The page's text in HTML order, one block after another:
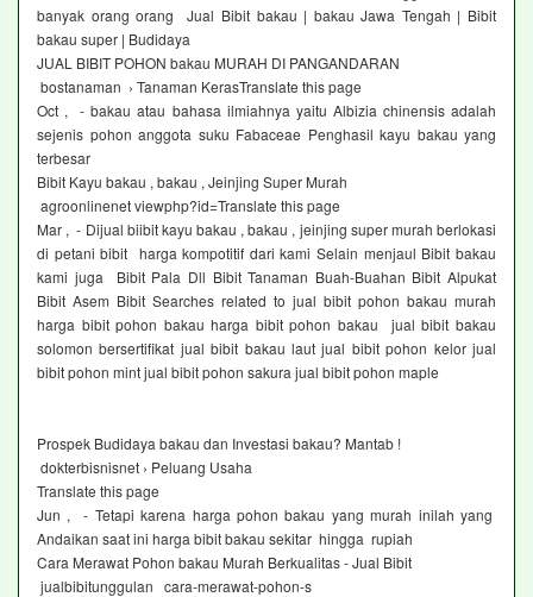
banyak orang orang Jual Bibit bakau | bakau Jawa Tengah | Bibit
bakau super | Budidaya
JUAL BIBIT POHON bakau MURAH DI PANGANDARAN
bostanaman › Tanaman KerasTranslate this page
Oct , - bakau atau bahasa ilmiahnya yaitu Albizia chinensis adalah
sejenis pohon anggota suku Fabaceae Penghasil kayu bakau yang
terbesar
Bibit Kayu bakau , bakau , Jeinjing Super Murah
agroonlinenet viewphp?id=Translate this page
Mar , - Dijual biibit kayu bakau , bakau , jeinjing super murah berlokasi
di petani bibit harga kompotitif dari kami Selain menjaul Bibit bakau
kami juga Bibit Pala Dll Bibit Tanaman Buah-Buahan Bibit Alpukat
Bibit Asem Bibit Searches related to jual bibit pohon bakau murah
harga bibit pohon bakau harga bibit pohon bakau jual bibit bakau
solomon bersertifikat jual bibit bakau laut jual bibit pohon kelor jual
bibit pohon mint jual bibit pohon sakura jual bibit pohon maple
Prospek Budidaya bakau dan Investasi bakau? Mantab !
dokterbisnisnet › Peluang Usaha
Translate this page
Jun , - Tetapi karena harga pohon bakau yang murah inilah yang
Andaikan saat ini harga bibit bakau sekitar hingga rupiah
Cara Merawat Pohon bakau Murah Berkualitas - Jual Bibit
jualbibitunggulan cara-merawat-pohon-s